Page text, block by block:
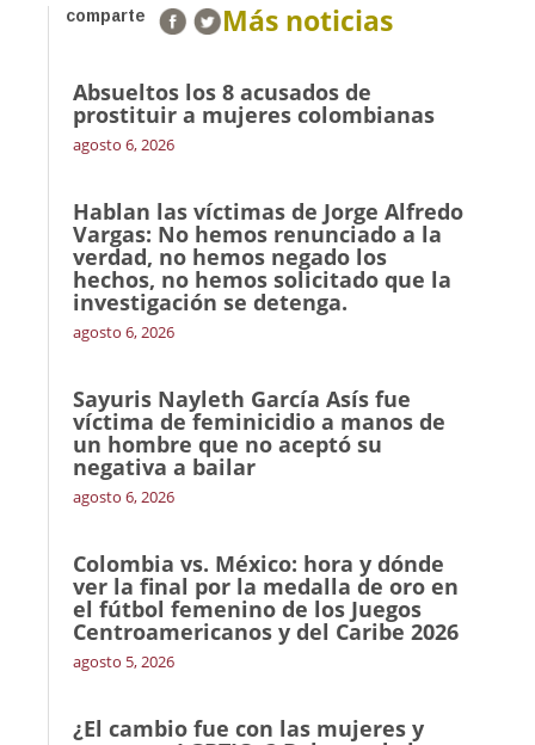
comparte Más noticias
Absueltos los 8 acusados de
prostituir a mujeres colombianas
agosto 6, 2026
Hablan las víctimas de Jorge Alfredo
Vargas: No hemos renunciado a la
verdad, no hemos negado los
hechos, no hemos solicitado que la
investigación se detenga.
agosto 6, 2026
Sayuris Nayleth García Asís fue
víctima de feminicidio a manos de
un hombre que no aceptó su
negativa a bailar
agosto 6, 2026
Colombia vs. México: hora y dónde
ver la final por la medalla de oro en
el fútbol femenino de los Juegos
Centroamericanos y del Caribe 2026
agosto 5, 2026
¿El cambio fue con las mujeres y